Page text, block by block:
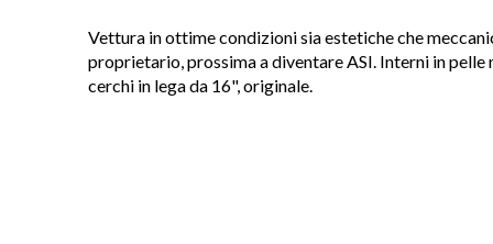
Vettura in ottime condizioni sia estetiche che
proprietario, prossima a diventare ASI. Interni in pelle
cerchi in lega da 16", originale.